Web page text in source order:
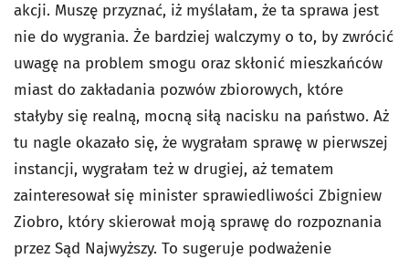
akcji. Muszę przyznać, iż myślałam, że ta sprawa jest
nie do wygrania. Że bardziej walczymy o to, by zwrócić
uwagę na problem smogu oraz skłonić mieszkańców
miast do zakładania pozwów zbiorowych, które
stałyby się realną, mocną siłą nacisku na państwo. Aż
tu nagle okazało się, że wygrałam sprawę w pierwszej
instancji, wygrałam też w drugiej, aż tematem
zainteresował się minister sprawiedliwości Zbigniew
Ziobro, który skierował moją sprawę do rozpoznania
przez Sąd Najwyższy. To sugeruje podważenie